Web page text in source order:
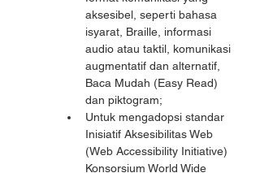
aksesibel, seperti bahasa
isyarat, Braille, informasi
audio atau taktil, komunikasi
augmentatif dan alternatif,
Baca Mudah (Easy Read)
dan piktogram;
Untuk mengadopsi standar
Inisiatif Aksesibilitas Web
(Web Accessibility Initiative)
Konsorsium World Wide